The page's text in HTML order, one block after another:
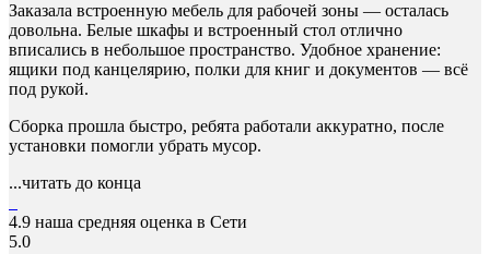
Заказала встроенную мебель для рабочей зоны — осталась
довольна. Белые шкафы и встроенный стол отлично
вписались в небольшое пространство. Удобное хранение:
ящики под канцелярию, полки для книг и документов — всё
под рукой.
Сборка прошла быстро, ребята работали аккуратно, после
установки помогли убрать мусор.
...читать до конца
4.9 наша средняя оценка в Сети
5.0